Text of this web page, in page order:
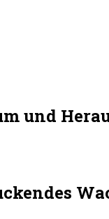
und